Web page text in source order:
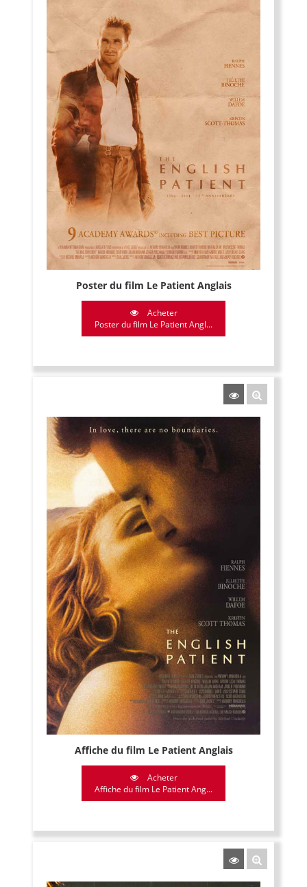
Poster du film Le Patient Anglais
Acheter
Poster du film Le Patient Angl...
Affiche du film Le Patient Anglais
Acheter
Affiche du film Le Patient Ang...